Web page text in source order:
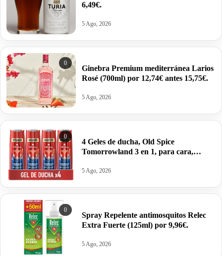
6,49€.
5 Ago, 2026
0
Ginebra Premium mediterránea Larios
Rosé (700ml) por 12,74€ antes 15,75€.
5 Ago, 2026
0
4 Geles de ducha, Old Spice
Tomorrowland 3 en 1, para cara,
5 Ago, 2026
0
Spray Repelente antimosquitos Relec
Extra Fuerte (125ml) por 9,96€.
5 Ago, 2026